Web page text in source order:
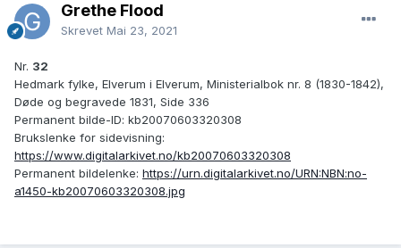
Grethe Flood
Skrevet Mai 23, 2021
Nr. 32
Hedmark fylke, Elverum i Elverum, Ministerialbok nr. 8 (1830-1842),
Døde og begravede 1831, Side 336
Permanent bilde-ID: kb20070603320308
Brukslenke for sidevisning:
https://www.digitalarkivet.no/kb20070603320308
Permanent bildelenke: https://urn.digitalarkivet.no/URN:NBN:no-
a1450-kb20070603320308.jpg